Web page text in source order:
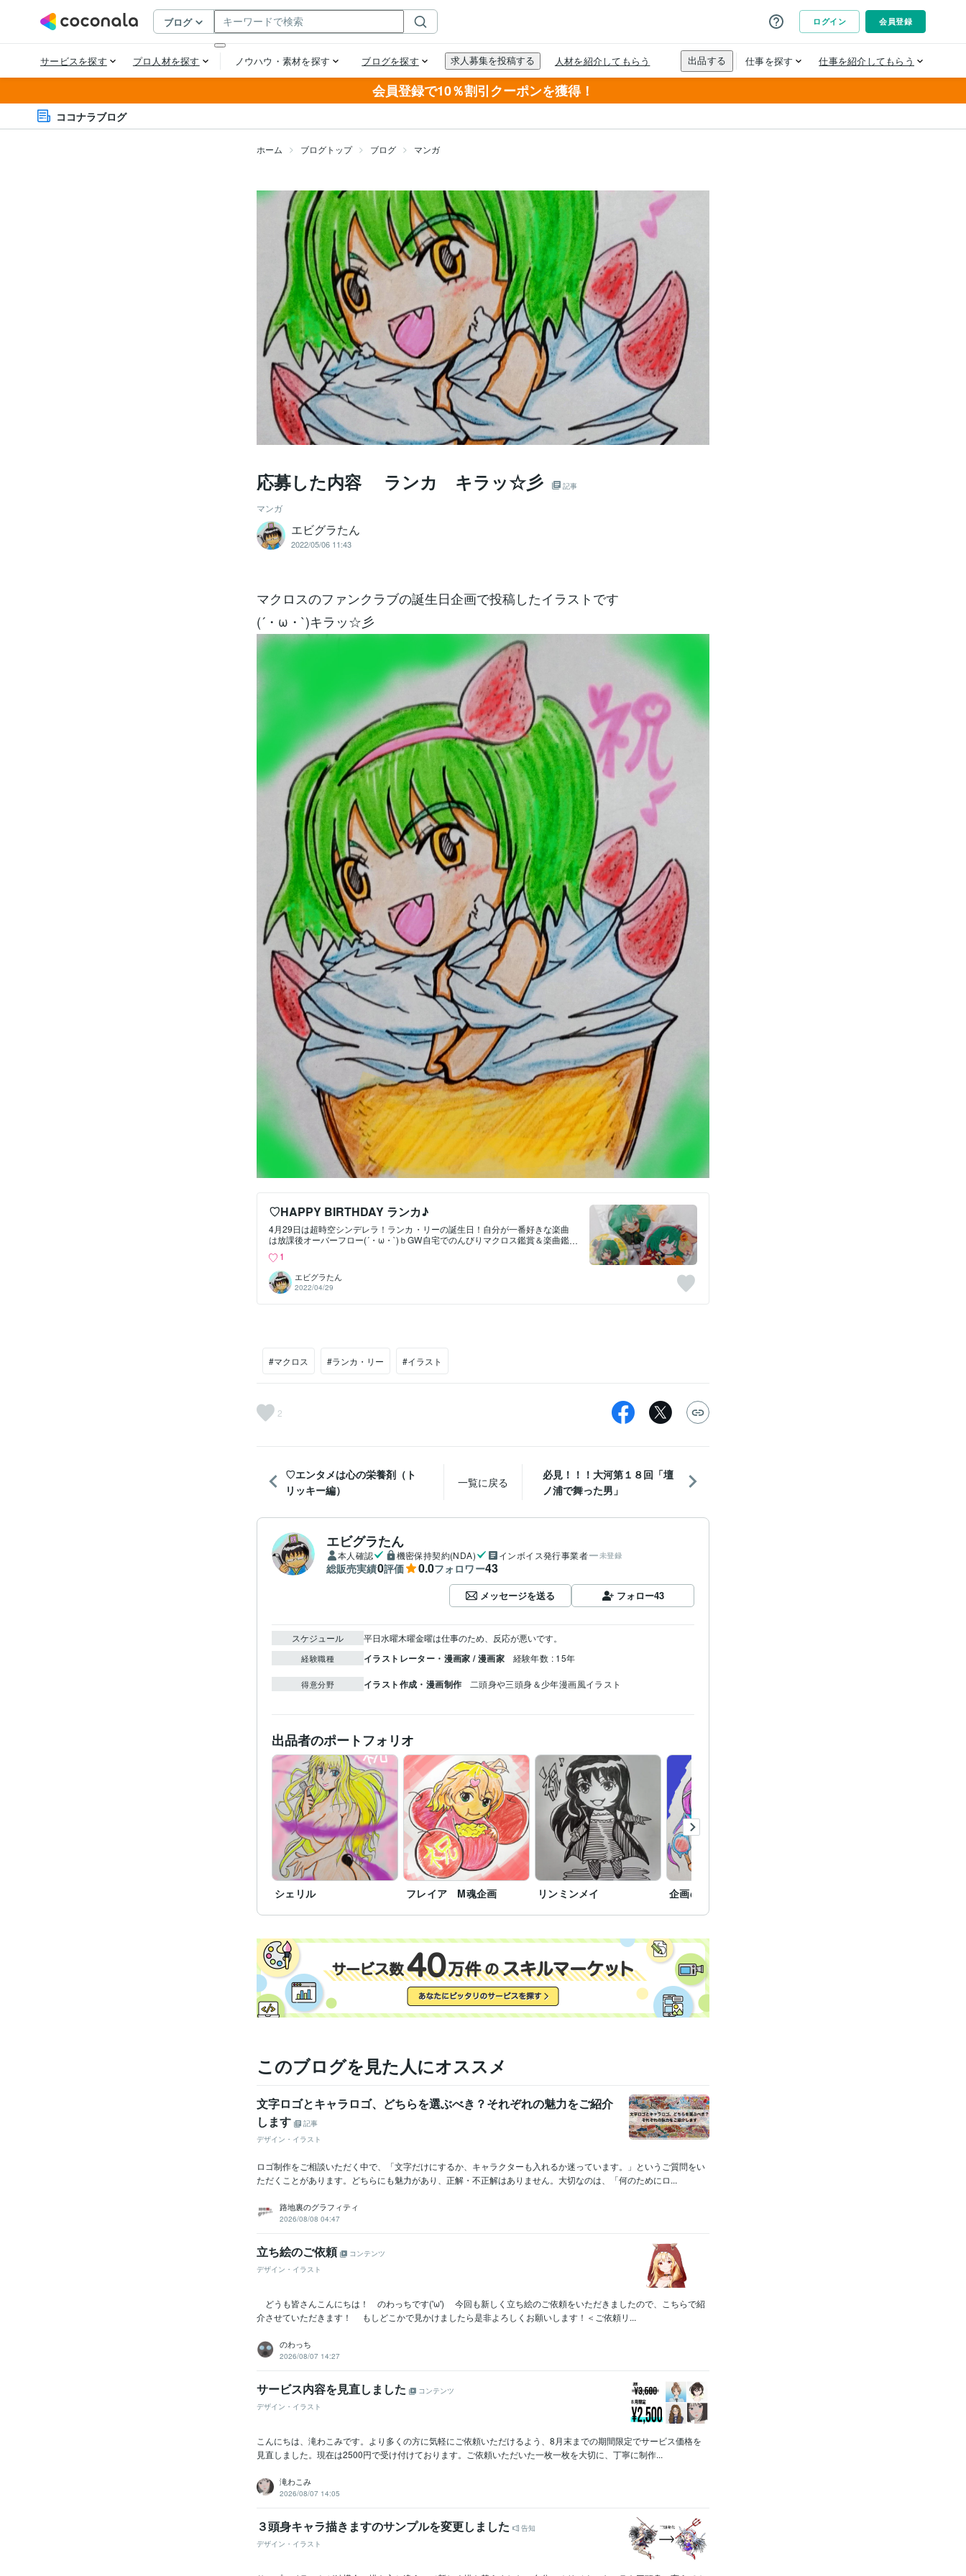
会員登録で10％割引クーポンを獲得！
ココナラブログ
ホーム ブログトップ ブログ マンガ
応募した内容 ランカ キラッ☆彡 記事
マンガ
エビグラたん
2022/05/06 11:43
マクロスのファンクラブの誕生日企画で投稿したイラストです
(´・ω・`)キラッ☆彡
♡HAPPY BIRTHDAY ランカ♪
4月29日は超時空シンデレラ！ランカ・リーの誕生日！自分が一番好きな楽曲
は放課後オーバーフロー(´・ω・`)ｂGW自宅でのんびりマクロス鑑賞＆楽曲鑑
1
エビグラたん
2022/04/29
#マクロス #ランカ・リー #イラスト
2
♡エンタメは心の栄養剤（ト
リッキー編）
一覧に戻る
必見！！！大河第１８回「壇
ノ浦で舞った男」
エビグラたん
本人確認 機密保持契約(NDA) インボイス発行事業者 未登録
総販売実績0評価 0.0フォロワー43
メッセージを送る フォロー43
スケジュール 平日水曜木曜金曜は仕事のため、反応が悪いです。
経験職種 イラストレーター・漫画家 / 漫画家 経験年数 : 15年
得意分野 イラスト作成・漫画制作 二頭身や三頭身＆少年漫画風イラスト
出品者のポートフォリオ
シェリル フレイア M魂企画 リンミンメイ 企画のためのイラスト
このブログを見た人にオススメ
文字ロゴとキャラロゴ、どちらを選ぶべき？それぞれの魅力をご紹介
します
記事
デザイン・イラスト
ロゴ制作をご相談いただく中で、「文字だけにするか、キャラクターも入れるか迷っています。」というご質問をい
ただくことがあります。どちらにも魅力があり、正解・不正解はありません。大切なのは、「何のためにロ...
路地裏のグラフィティ
2026/08/08 04:47
立ち絵のご依頼
コンテンツ
デザイン・イラスト
どうも皆さんこんにちは！ のわっちです('ω') 今回も新しく立ち絵のご依頼をいただきましたので、こちらで紹
介させていただきます！ もしどこかで見かけましたら是非よろしくお願いします！＜ご依頼リ...
のわっち
2026/08/07 14:27
サービス内容を見直しました
コンテンツ
デザイン・イラスト
こんにちは、滝わこみです。より多くの方に気軽にご依頼いただけるよう、8月末までの期間限定でサービス価格を
見直しました。現在は2500円で受け付けております。ご依頼いただいた一枚一枚を大切に、丁寧に制作...
滝わこみ
2026/08/07 14:05
３頭身キャラ描きますのサンプルを変更しました
告知
デザイン・イラスト